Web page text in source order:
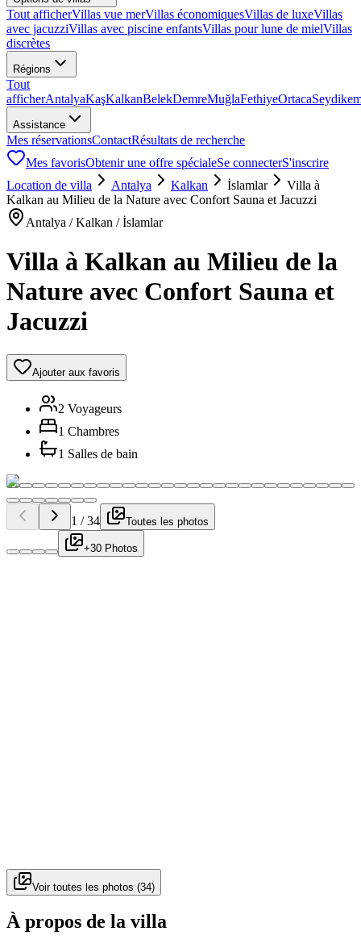
Tout afficherVillas vue merVillas économiquesVillas de luxeVillas
avec jacuzziVillas avec piscine enfantsVillas pour lune de mielVillas
discrètes
Régions
Tout
afficherAntalyaKaşKalkanBelekDemreMuğlaFethiyeOrtaca
Assistance
Mes réservationsContactRésultats de recherche
Mes favorisObtenir une offre spécialeSe connecterS'inscrire
Location de villa
Antalya Kalkan İslamlar
Villa à
Kalkan au Milieu de la Nature avec Confort Sauna et Jacuzzi
Antalya / Kalkan / İslamlar
Villa à Kalkan au Milieu de la
Nature avec Confort Sauna et
Jacuzzi
Ajouter aux favoris
2 Voyageurs
1 Chambres
1 Salles de bain
1 /34 Toutes les photos
+30 Photos
Voir toutes les photos (34)
À propos de la villa